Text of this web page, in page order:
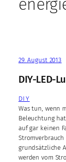
29. August 2013
DIY-LED-
DIY
Was tun, wenn
Beleuchtung
auf gar keinen
Stromverbrauch
grundsätzliche
werden vom